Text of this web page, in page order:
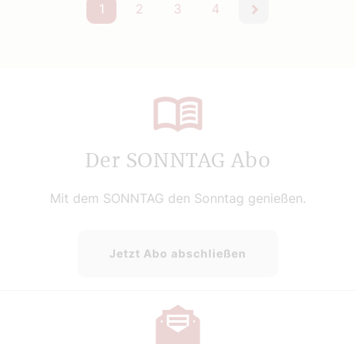
1 2 3 4
nächste
Der SONNTAG Abo
Mit dem SONNTAG den Sonntag genießen.
Jetzt Abo abschließen